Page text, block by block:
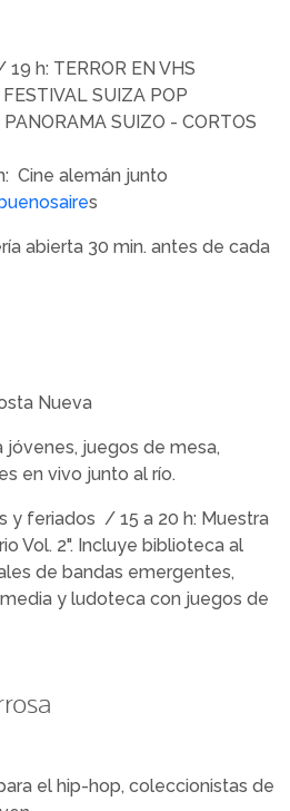
h: TERROR EN VHS
SUIZA POP
SUIZO - CORTOS
Cine alemán junto
s
abierta 30 min. antes de cada
Nueva
juegos de mesa,
en vivo junto al río.
y feriados / 15 a 20 h: Muestra
Vol. 2". Incluye biblioteca al
de bandas emergentes,
y ludoteca con juegos de
el hip-hop, coleccionistas de